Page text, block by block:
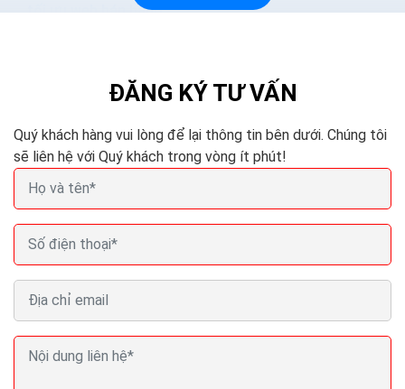
tối ưu web bán hàng
ĐĂNG KÝ TƯ VẤN
Quý khách hàng vui lòng để lại thông tin bên dưới. Chúng tôi
sẽ liên hệ với Quý khách trong vòng ít phút!